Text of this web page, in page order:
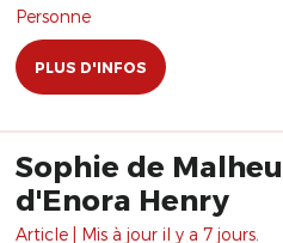
Personne
PLUS D'INFOS
Sophie de
d'Enora Henry
Article | Mis à jour il y a 7 jours.